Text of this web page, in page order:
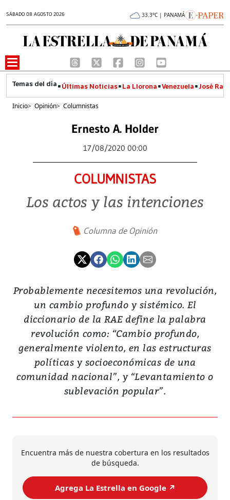
SÁBADO 08 AGOSTO 2026 33.3°C | PANAMÁ
Últimas Noticias La Llorona Venezuela José
Inicio> Opinión> Columnistas
Ernesto A. Holder
17/08/2020 00:00
COLUMNISTAS
Los actos y las intenciones
Columna de Opinión
Probablemente necesitemos una revolución,
un cambio profundo y sistémico. El
diccionario de la RAE define la palabra
revolución como: “Cambio profundo,
generalmente violento, en las estructuras
políticas y socioeconómicas de una
comunidad nacional”, y “Levantamiento o
sublevación popular”.
Encuentra más de nuestra cobertura en los resultados
de búsqueda.
Agrega La Estrella en Google ↗️